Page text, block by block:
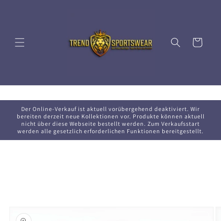
Warenkorb
Der Online-Verkauf ist aktuell vorübergehend deaktiviert. Wir
bereiten derzeit neue Kollektionen vor. Produkte können aktuell
nicht über diese Webseite bestellt werden. Zum Verkaufsstart
werden alle gesetzlich erforderlichen Funktionen bereitgestellt.